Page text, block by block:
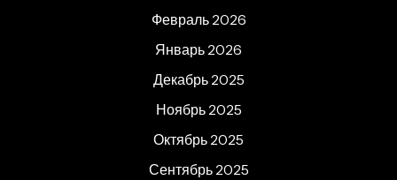
Февраль 2026
Январь 2026
Декабрь 2025
Ноябрь 2025
Октябрь 2025
Сентябрь 2025